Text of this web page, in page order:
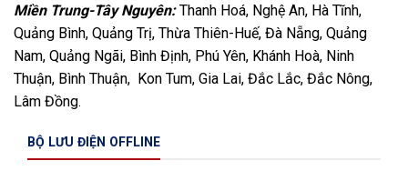
Miền Trung-Tây Nguyên:Thanh Hoá, Nghệ An, Hà Tĩnh,
Quảng Bình, Quảng Trị, Thừa Thiên-Huế, Đà Nẵng, Quảng
Nam, Quảng Ngãi, Bình Định, Phú Yên, Khánh Hoà, Ninh
Thuận, Bình Thuận, Kon Tum, Gia Lai, Đắc Lắc, Đắc Nông,
Lâm Đồng.
BỘ LƯU ĐIỆN OFFLINE